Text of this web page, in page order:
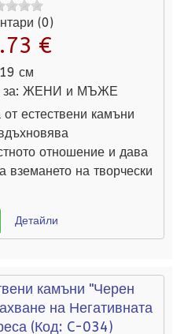
(0)
€
19 см
ЖЕНИ и МЪЖЕ
естествени камъни
отношение и дава
вземането на творчески
Детайли
камъни "Черен
на Негативната
(Код: C-034)